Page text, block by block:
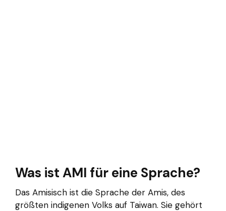
Was ist AMI für eine Sprache?
Das Amisisch ist die Sprache der Amis, des
größten indigenen Volks auf Taiwan. Sie gehört